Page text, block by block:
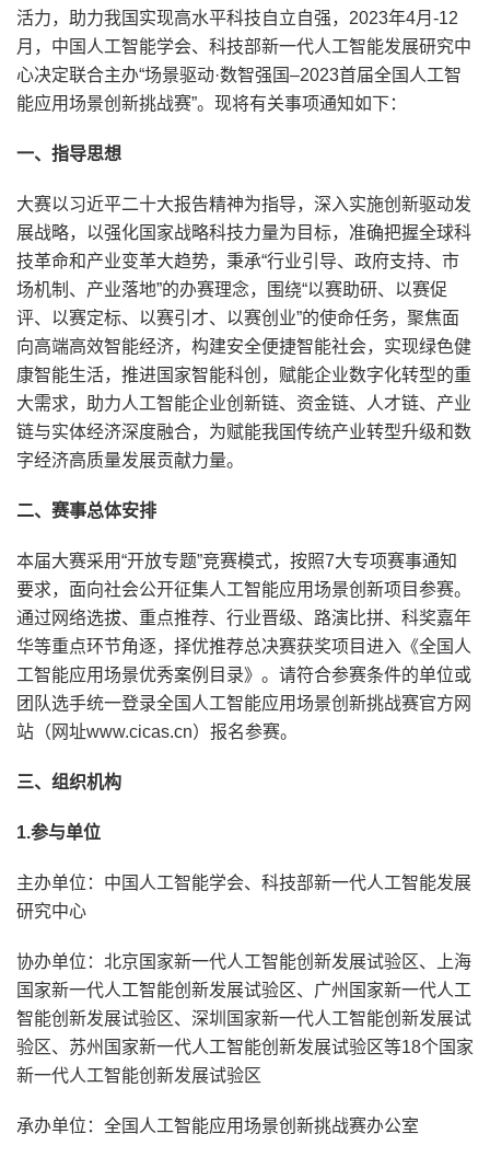
活力，助力我国实现高水平科技自立自强，2023年4月-12
月，中国人工智能学会、科技部新一代人工智能发展研究中
心决定联合主办“场景驱动·数智强国–2023首届全国人工智
能应用场景创新挑战赛”。现将有关事项通知如下：
一、指导思想
大赛以习近平二十大报告精神为指导，深入实施创新驱动发
展战略，以强化国家战略科技力量为目标，准确把握全球科
技革命和产业变革大趋势，秉承“行业引导、政府支持、市
场机制、产业落地”的办赛理念，围绕“以赛助研、以赛促
评、以赛定标、以赛引才、以赛创业”的使命任务，聚焦面
向高端高效智能经济，构建安全便捷智能社会，实现绿色健
康智能生活，推进国家智能科创，赋能企业数字化转型的重
大需求，助力人工智能企业创新链、资金链、人才链、产业
链与实体经济深度融合，为赋能我国传统产业转型升级和数
字经济高质量发展贡献力量。
二、赛事总体安排
本届大赛采用“开放专题”竞赛模式，按照7大专项赛事通知
要求，面向社会公开征集人工智能应用场景创新项目参赛。
通过网络选拔、重点推荐、行业晋级、路演比拼、科奖嘉年
华等重点环节角逐，择优推荐总决赛获奖项目进入《全国人
工智能应用场景优秀案例目录》。请符合参赛条件的单位或
团队选手统一登录全国人工智能应用场景创新挑战赛官方网
站（网址www.cicas.cn）报名参赛。
三、组织机构
1.参与单位
主办单位：中国人工智能学会、科技部新一代人工智能发展
研究中心
协办单位：北京国家新一代人工智能创新发展试验区、上海
国家新一代人工智能创新发展试验区、广州国家新一代人工
智能创新发展试验区、深圳国家新一代人工智能创新发展试
验区、苏州国家新一代人工智能创新发展试验区等18个国家
新一代人工智能创新发展试验区
承办单位：全国人工智能应用场景创新挑战赛办公室